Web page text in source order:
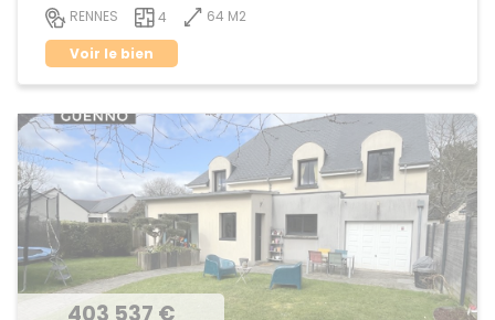
RENNES 4
64 M2
Voir le bien
403 537 €